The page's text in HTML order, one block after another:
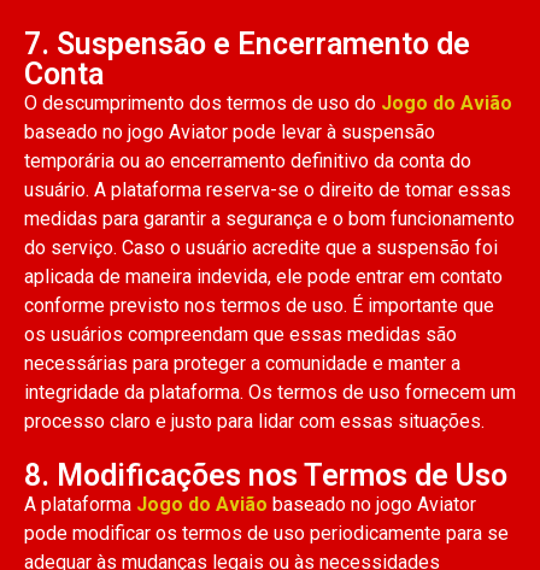
7. Suspensão e Encerramento de
Conta
O descumprimento dos termos de uso do Jogo do Avião
baseado no jogo Aviator pode levar à suspensão
temporária ou ao encerramento definitivo da conta do
usuário. A plataforma reserva-se o direito de tomar essas
medidas para garantir a segurança e o bom funcionamento
do serviço. Caso o usuário acredite que a suspensão foi
aplicada de maneira indevida, ele pode entrar em contato
conforme previsto nos termos de uso. É importante que
os usuários compreendam que essas medidas são
necessárias para proteger a comunidade e manter a
integridade da plataforma. Os termos de uso fornecem um
processo claro e justo para lidar com essas situações.
8. Modificações nos Termos de Uso
A plataforma Jogo do Avião baseado no jogo Aviator
pode modificar os termos de uso periodicamente para se
adequar às mudanças legais ou às necessidades